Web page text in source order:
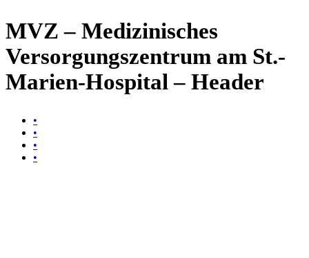
MVZ – Medizinisches
Versorgungszentrum am St.-
Marien-Hospital – Header
•
•
•
•